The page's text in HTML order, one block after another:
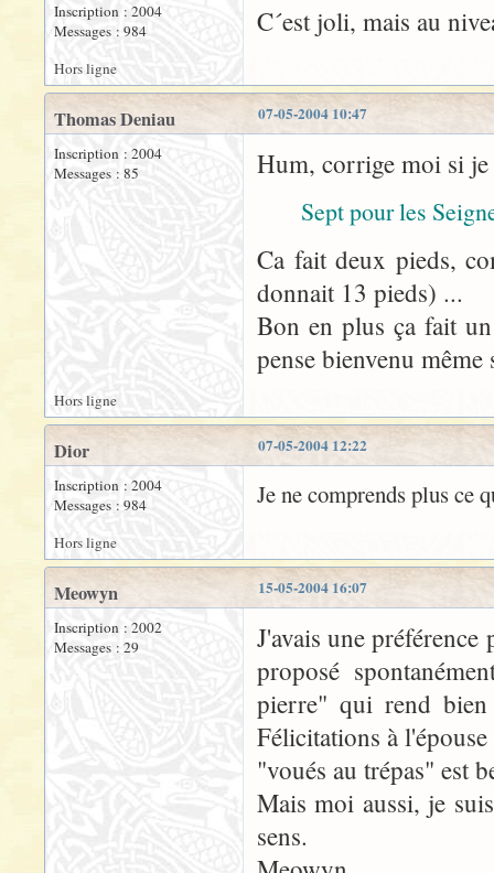
Inscription : 2004
Messages : 984
C´est joli, mais au
Hors ligne
07-05-2004 10:47
Thomas Deniau
Inscription : 2004
Messages : 85
Hum, corrige moi si je
Sept pour les
Ca fait deux pieds,
donnait 13 pieds) ...
Bon en plus ça fait
pense bienvenu
Hors ligne
07-05-2004 12:22
Dior
Inscription : 2004
Messages : 984
Je ne comprends plus ce
Hors ligne
15-05-2004 16:07
Meowyn
Inscription : 2002
Messages : 29
J'avais une
proposé
pierre" qui rend bien
Félicitations à l'épouse
"voués au trépas" est
Mais moi aussi, je
sens.